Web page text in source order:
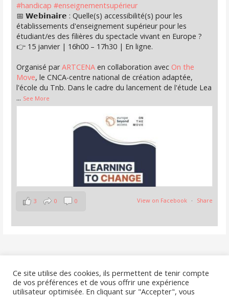
#handicap #enseignementsupérieur
📅 𝗪𝗲𝗯𝗶𝗻𝗮𝗶𝗿𝗲 : Quelle(s) accessibilité(s) pour les
établissements d'enseignement supérieur pour les
étudiant/es des filières du spectacle vivant en Europe ?
👉 15 janvier | 16h00 – 17h30 | En ligne.
Organisé parARTCENA en collaboration avec On the
Move, le CNCA-centre national de création adaptée,
l'école du Tnb. Dans le cadre du lancement de l'étude Lea
... See More
View on Facebook · Share
3 0 0
Europeest en ligne.
Date limite : 16 mars 2026
Nous contacter
Ce site utilise des cookies, ils permettent de tenir compte
de vos préférences et de vous offrir une expérience
utilisateur optimisée. En cliquant sur "Accepter", vous